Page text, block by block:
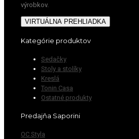
výrobkov.
VIRTUÁLNA PREHLIADKA
Kategórie produktov
Sedačky
Stoly a stolíky
Kreslá
Tonin Casa
Ostatné produkty
Predajňa Saporini
OC Styla